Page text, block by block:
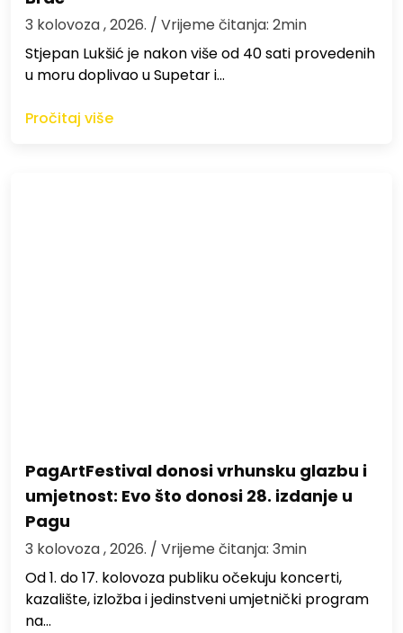
3 kolovoza , 2026. / Vrijeme čitanja: 2min
St​jepan Lukšić je nakon više od 40 sati provedenih
u moru doplivao u Supetar i…
Pročitaj više
PagArtFestival donosi vrhunsku glazbu i
umjetnost: Evo što donosi 28. izdanje u
Pagu
3 kolovoza , 2026. / Vrijeme čitanja: 3min
Od 1. do 17. kolovoza publiku očekuju koncerti,
kazalište, izložba i jedinstveni umjetnički program
na…